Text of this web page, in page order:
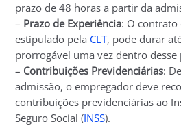
prazo de 48 horas a partir da
– Prazo de Experiência: O contrato
estipulado pela CLT, pode durar
prorrogável uma vez dentro desse
– Contribuições Previdenciárias:
admissão, o empregador deve
contribuições previdenciárias ao
Seguro Social (INSS).